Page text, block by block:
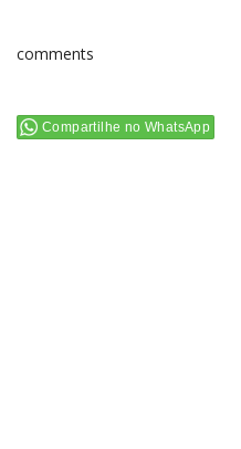
comments
Compartilhe no WhatsApp